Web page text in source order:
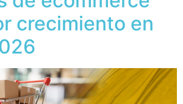
crecimiento en